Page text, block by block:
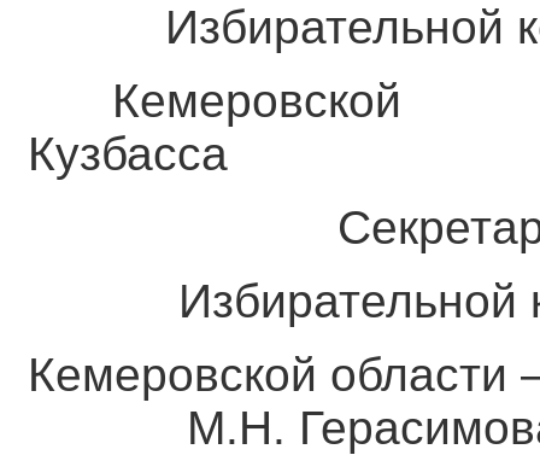
Избирательной
Кузбасса
Избирательной
Кемеровской
М.Н.